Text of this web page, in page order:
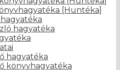
[Huntéka]
hagyatéka
hagyatéka
könyvhagyatéka